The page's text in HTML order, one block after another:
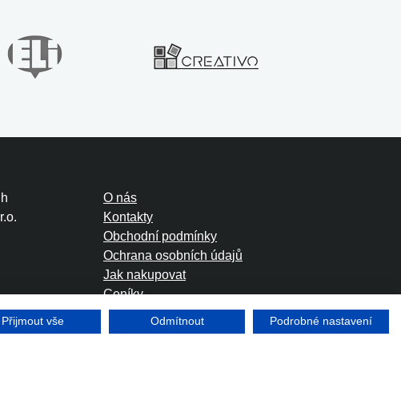
O nás
Kontakty
Obchodní podmínky
Ochrana osobních údajů
Jak nakupovat
Ceníky
Foreign Rights
Přijmout vše Odmítnout Podrobné nastavení